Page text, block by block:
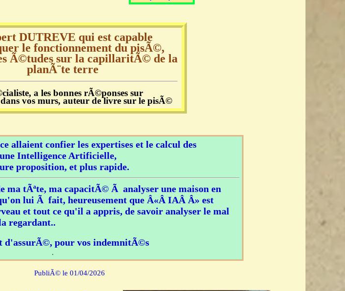
DUTREVE qui est capable
le fonctionnement du pisÃ©,
Ã©tudes sur la capillaritÃ© de la
planÃ¨te terre
a les bonnes rÃ©ponses sur
vos murs, auteur de livre sur le pisÃ©
allaient confier les expertises et le calcul des
Intelligence Artificielle,
proposition, et plus rapide.
ma tÃªte, ma capacitÃ© Ã analyser une maison en
lui Ã fait, heureusement que Â«Â IAÂ Â» est
et tout ce qu'il a appris, de savoir analyser le mal
regardant..
d'assurÃ©, pour vos indemnitÃ©s
.
PubliÃ© le 01/04/2026